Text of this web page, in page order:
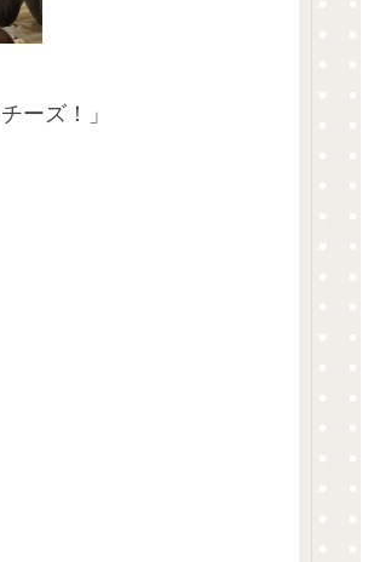
ーズ！」